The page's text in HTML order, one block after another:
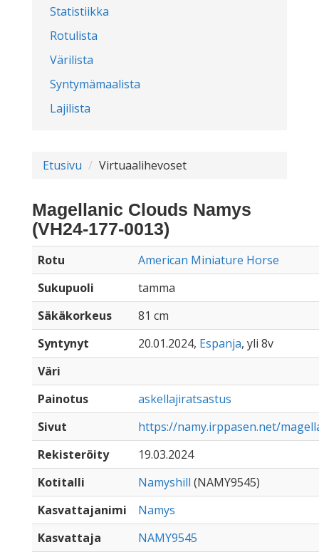
Statistiikka
Rotulista
Värilista
Syntymämaalista
Lajilista
Etusivu Virtuaalihevoset
Magellanic Clouds Namys
(VH24-177-0013)
Rotu
American Miniature Horse
Sukupuoli
tamma
Säkäkorkeus
81 cm
Syntynyt
20.01.2024, Espanja, yli 8v
Väri
Painotus
askellajiratsastus
Sivut
https://namy.irppasen.net/
Rekisteröity
19.03.2024
Kotitalli
Namyshill (NAMY9545)
Kasvattajanimi
Namys
Kasvattaja
NAMY9545